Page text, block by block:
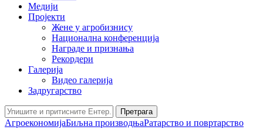
Медији
Пројекти
Жене у агробизнису
Национална конференција
Награде и признања
Рекордери
Галерија
Видео галерија
Задругарство
Претрага
АгроекономијаБиљна производњаРатарство и повртарство